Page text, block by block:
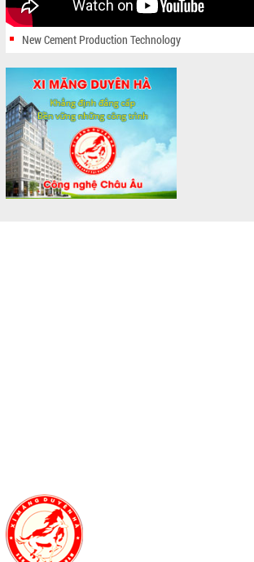
New Cement Production Technology